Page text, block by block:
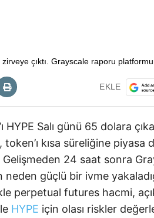
EKLE
HYPE Salı günü 65 dolara
token’ı kısa süreliğine
Gelişmeden 24 saat sonra
güçlü bir ivme
perpetual futures hacmi,
HYPE için olası riskler